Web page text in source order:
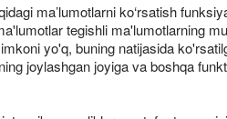
ma’lumotlarni ko‘rsatish
tegishli ma'lumotlarning
yo'q, buning natijasida
joylashgan joyiga va boshqa